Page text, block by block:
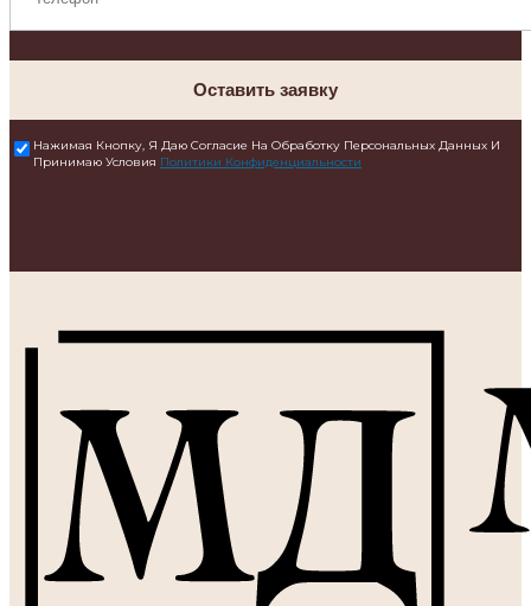
Оставить заявку
Нажимая Кнопку, Я Даю Согласие На Обработку Персональных Данных И
Принимаю Условия Политики Конфиденциальности